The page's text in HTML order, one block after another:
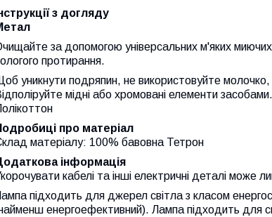
з догляду
за допомогою універсальних м'яких миючих
протирання.
уникнути подряпин, не використовуйте
мідні або хромовані елементи засобами.
про матеріал
матеріалу: 100% бавовна Тетрон
інформація
кабелі та інші електричні деталі може
підходить для джерел світла з класом
енергоефективний). Лампа підходить для